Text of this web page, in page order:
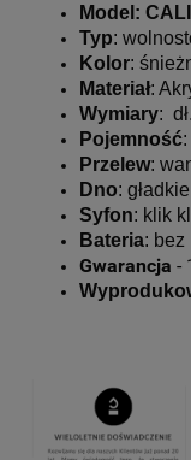
Model :
Typ:
Kolor:
Materiał:
Wymiary:
Pojemność:
Przelew:
Dno: gładkie
Syfon: klik
Bateria: bez
Gwarancja -